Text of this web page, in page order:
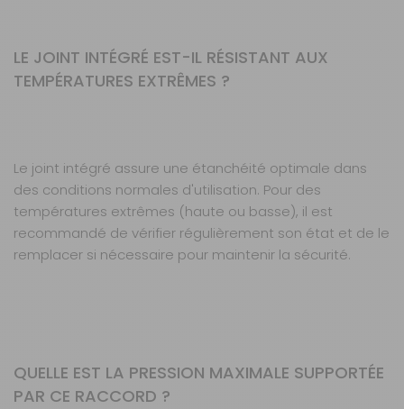
LE JOINT INTÉGRÉ EST-IL RÉSISTANT AUX
TEMPÉRATURES EXTRÊMES ?
Le joint intégré assure une étanchéité optimale dans
des conditions normales d'utilisation. Pour des
températures extrêmes (haute ou basse), il est
recommandé de vérifier régulièrement son état et de le
remplacer si nécessaire pour maintenir la sécurité.
QUELLE EST LA PRESSION MAXIMALE SUPPORTÉE
PAR CE RACCORD ?